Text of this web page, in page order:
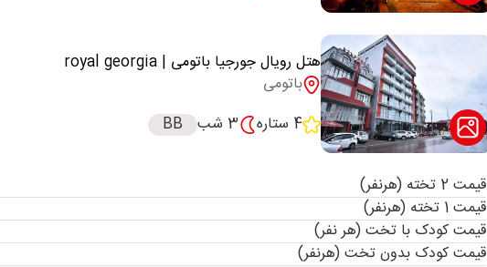
هتل رویال جورجیا باتومی | royal georgia
باتومی
4 ستاره
3 شب BB
قیمت 2 تخته (هرنفر)
قیمت 1 تخته (هرنفر)
قیمت کودک با تخت (هر نفر)
قیمت کودک بدون تخت (هرنفر)